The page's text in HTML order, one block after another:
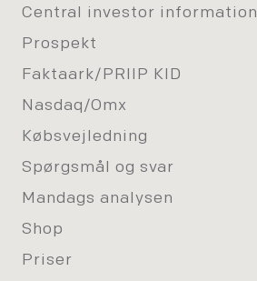
Central investor information
Prospekt
Faktaark/PRIIP KID
Nasdaq/Omx
Købsvejledning
Spørgsmål og svar
Mandags analysen
Shop
Priser